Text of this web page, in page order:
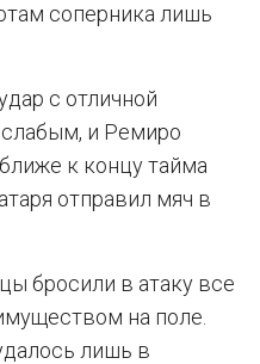
соперника лишь
с отличной
слабым, и Ремиро
к концу тайма
отправил мяч в
бросили в атаку все
на поле.
лишь в